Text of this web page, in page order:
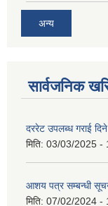
अन्य
सार्वजनिक
दररेट उपलब्ध गराई
मिति: 03/03/2025 -
आशय पत्र सम्बन्धी
मिति: 07/02/2024 -